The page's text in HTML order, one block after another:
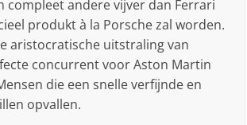
compleet andere vijver dan Ferrari
produkt à la Porsche zal worden.
aristocratische uitstraling van
concurrent voor Aston Martin
die een snelle verfijnde en
opvallen.